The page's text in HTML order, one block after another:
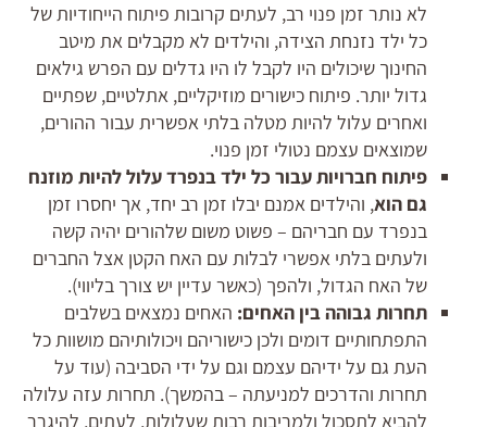
לא נותר זמן פנוי רב, לעתים קרובות פיתוח הייחודיות של
כל ילד נזנחת הצידה, והילדים לא מקבלים את מיטב
החינוך שיכולים היו לקבל לו היו גדלים עם הפרש גילאים
גדול יותר. פיתוח כישורים מוזיקליים, אתלטיים, שפתיים
ואחרים עלול להיות מטלה בלתי אפשרית עבור ההורים,
שמוצאים עצמם נטולי זמן פנוי.
פיתוח חברויות עבור כל ילד בנפרד עלול להיות מוזנח
גם הוא, והילדים אמנם יבלו זמן רב יחד, אך יחסרו זמן
בנפרד עם חבריהם – פשוט משום שלהורים יהיה קשה
ולעתים בלתי אפשרי לבלות עם האח הקטן אצל החברים
של האח הגדול, ולהפך (כאשר עדיין יש צורך בליווי).
תחרות גבוהה בין האחים: האחים נמצאים בשלבים
התפתחותיים דומים ולכן כישוריהם ויכולותיהם מושוות כל
העת גם על ידיהם עצמם וגם על ידי הסביבה (עוד על
תחרות והדרכים למניעתה – בהמשך). תחרות עזה עלולה
להביא לתסכול ולמריבות רבות שעלולות, לעתים, להיגרר